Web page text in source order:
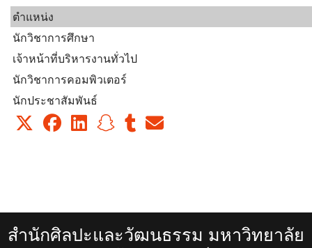
ตำแหน่ง
นักวิชาการศึกษา
เจ้าหน้าที่บริหารงานทั่วไป
นักวิชาการคอมพิวเตอร์
นักประชาสัมพันธ์
สำนักศิลปะและวัฒนธรรม มหาวิทยาลัย